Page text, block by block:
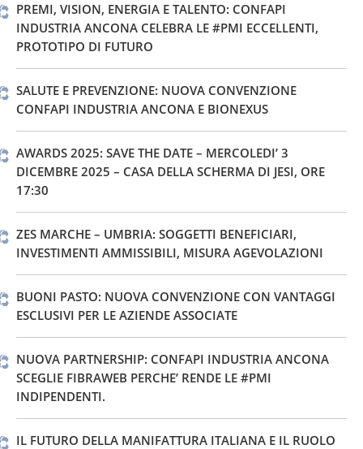
PREMI, VISION, ENERGIA E TALENTO: CONFAPI
INDUSTRIA ANCONA CELEBRA LE #PMI ECCELLENTI,
PROTOTIPO DI FUTURO
SALUTE E PREVENZIONE: NUOVA CONVENZIONE
CONFAPI INDUSTRIA ANCONA E BIONEXUS
AWARDS 2025: SAVE THE DATE – MERCOLEDI’ 3
DICEMBRE 2025 – CASA DELLA SCHERMA DI JESI, ORE
17:30
ZES MARCHE – UMBRIA: SOGGETTI BENEFICIARI,
INVESTIMENTI AMMISSIBILI, MISURA AGEVOLAZIONI
BUONI PASTO: NUOVA CONVENZIONE CON VANTAGGI
ESCLUSIVI PER LE AZIENDE ASSOCIATE
NUOVA PARTNERSHIP: CONFAPI INDUSTRIA ANCONA
SCEGLIE FIBRAWEB PERCHE’ RENDE LE #PMI
INDIPENDENTI.
IL FUTURO DELLA MANIFATTURA ITALIANA E IL RUOLO